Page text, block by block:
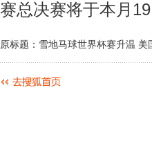
赛总决赛将于本月19
原标题：雪地马球世界杯赛升温 美